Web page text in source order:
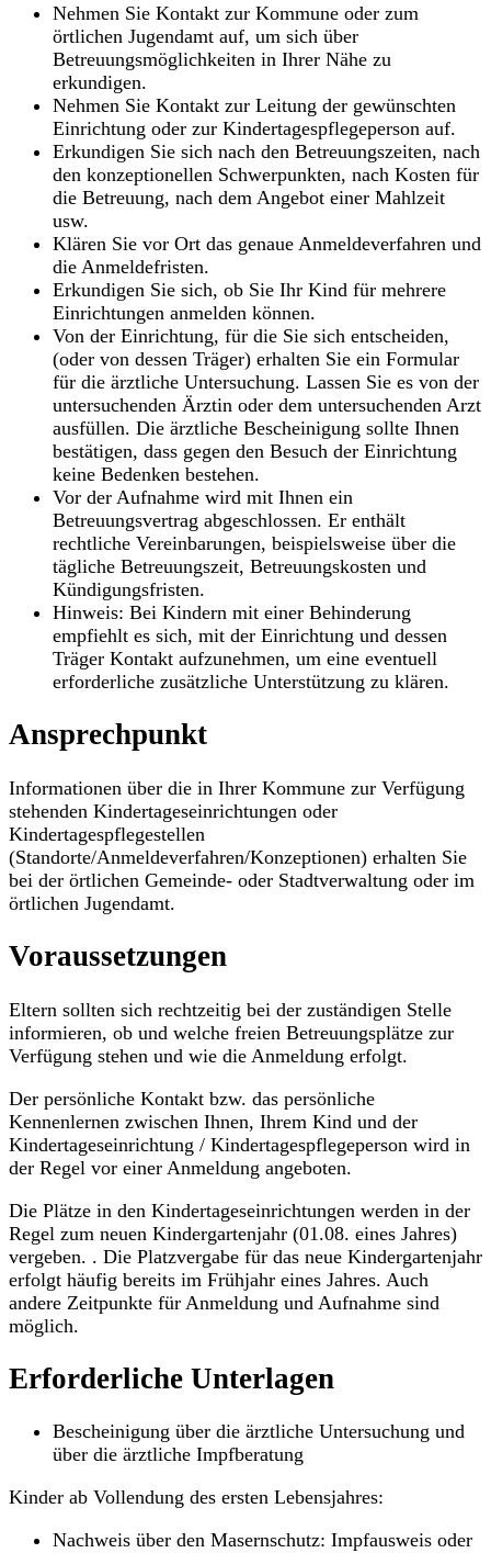
Nehmen Sie Kontakt zur Kommune oder zum
örtlichen Jugendamt auf, um sich über
Betreuungsmöglichkeiten in Ihrer Nähe zu
erkundigen.
Nehmen Sie Kontakt zur Leitung der gewünschten
Einrichtung oder zur Kindertagespflegeperson auf.
Erkundigen Sie sich nach den Betreuungszeiten, nach
den konzeptionellen Schwerpunkten, nach Kosten für
die Betreuung, nach dem Angebot einer Mahlzeit
usw.
Klären Sie vor Ort das genaue Anmeldeverfahren und
die Anmeldefristen.
Erkundigen Sie sich, ob Sie Ihr Kind für mehrere
Einrichtungen anmelden können.
Von der Einrichtung, für die Sie sich entscheiden,
(oder von dessen Träger) erhalten Sie ein Formular
für die ärztliche Untersuchung. Lassen Sie es von der
untersuchenden Ärztin oder dem untersuchenden Arzt
ausfüllen. Die ärztliche Bescheinigung sollte Ihnen
bestätigen, dass gegen den Besuch der Einrichtung
keine Bedenken bestehen.
Vor der Aufnahme wird mit Ihnen ein
Betreuungsvertrag abgeschlossen. Er enthält
rechtliche Vereinbarungen, beispielsweise über die
tägliche Betreuungszeit, Betreuungskosten und
Kündigungsfristen.
Hinweis: Bei Kindern mit einer Behinderung
empfiehlt es sich, mit der Einrichtung und dessen
Träger Kontakt aufzunehmen, um eine eventuell
erforderliche zusätzliche Unterstützung zu klären.
Ansprechpunkt
Informationen über die in Ihrer Kommune zur Verfügung
stehenden Kindertageseinrichtungen oder
Kindertagespflegestellen
(Standorte/Anmeldeverfahren/Konzeptionen) erhalten Sie
bei der örtlichen Gemeinde- oder Stadtverwaltung oder im
örtlichen Jugendamt.
Voraussetzungen
Eltern sollten sich rechtzeitig bei der zuständigen Stelle
informieren, ob und welche freien Betreuungsplätze zur
Verfügung stehen und wie die Anmeldung erfolgt.
Der persönliche Kontakt bzw. das persönliche
Kennenlernen zwischen Ihnen, Ihrem Kind und der
Kindertageseinrichtung / Kindertagespflegeperson wird in
der Regel vor einer Anmeldung angeboten.
Die Plätze in den Kindertageseinrichtungen werden in der
Regel zum neuen Kindergartenjahr (01.08. eines Jahres)
vergeben. . Die Platzvergabe für das neue Kindergartenjahr
erfolgt häufig bereits im Frühjahr eines Jahres. Auch
andere Zeitpunkte für Anmeldung und Aufnahme sind
möglich.
Erforderliche Unterlagen
Bescheinigung über die ärztliche Untersuchung und
über die ärztliche Impfberatung
Kinder ab Vollendung des ersten Lebensjahres:
Nachweis über den Masernschutz: Impfausweis oder